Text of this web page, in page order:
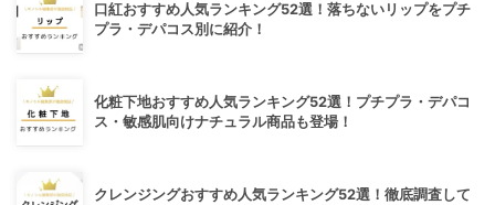
口紅おすすめ人気ランキング52選！落ちないリップをプチ
プラ・デパコス別に紹介！
化粧下地おすすめ人気ランキング52選！プチプラ・デパコ
ス・敏感肌向けナチュラル商品も登場！
クレンジングおすすめ人気ランキング52選！徹底調査して